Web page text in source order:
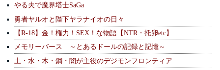
やる夫で魔界塔士SaGa
勇者ヤルオと陛下ヤラナイオの日々
【R-18】金！権力！SEX！な物語【NTR・托卵etc】
メモリーバース ～とあるドールの記録と記憶～
土・水・木・鋼・闇が主役のデジモンフロンティア